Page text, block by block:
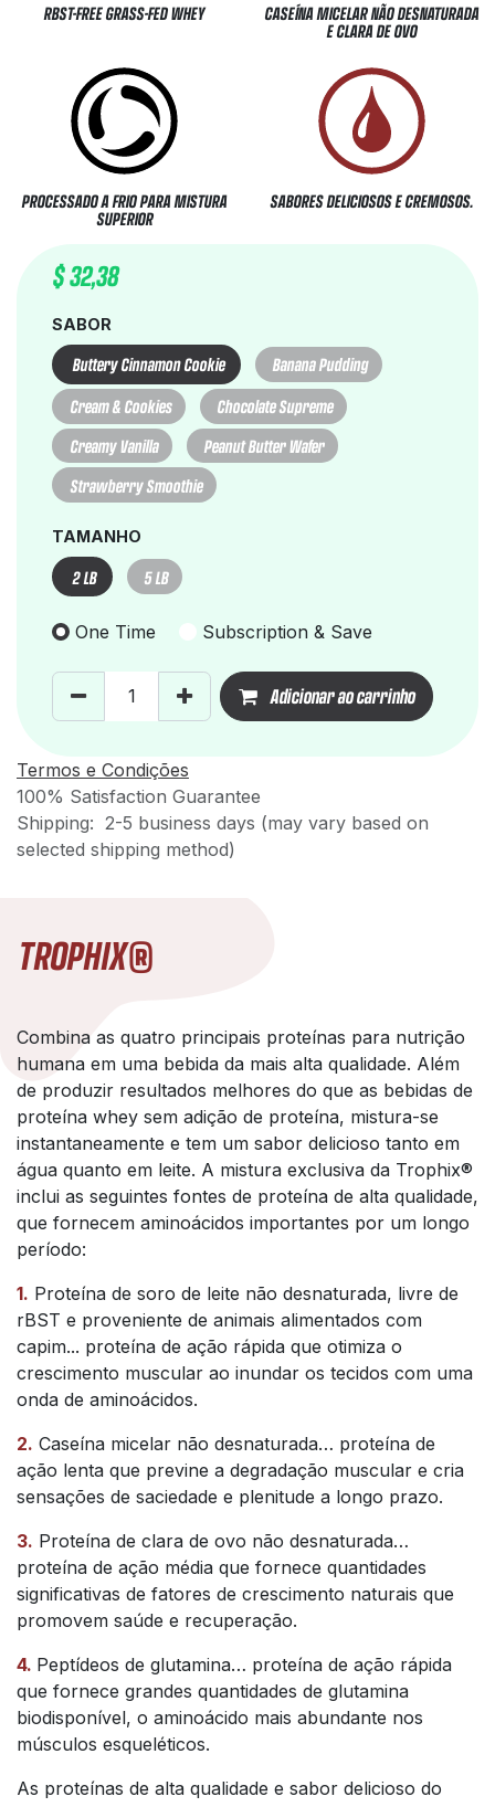
RBST-FREE GRASS-FED WHEY CASEÍNA MICELAR NÃO DESNATURADA
E CLARA DE OVO
PROCESSADO A FRIO PARA MISTURA
SUPERIOR
SABORES DELICIOSOS E CREMOSOS.
$32,38
SABOR
Buttery Cinnamon Cookie
Banana Pudding
Cream & Cookies
Chocolate Supreme
Creamy Vanilla
Peanut Butter Wafer
Strawberry Smoothie
TAMANHO
2 LB 5 LB
One Time Subscription & Save
Adicionar ao carrinho
Termos e Condições
100% Satisfaction Guarantee
Shipping: 2-5 business days (may vary based on
selected shipping method)
TROPHIX®
Combina as quatro principais proteínas para nutrição
humana em uma bebida da mais alta qualidade. Além
de produzir resultados melhores do que as bebidas de
proteína whey sem adição de proteína, mistura-se
instantaneamente e tem um sabor delicioso tanto em
água quanto em leite. A mistura exclusiva da Trophix®
inclui as seguintes fontes de proteína de alta qualidade,
que fornecem aminoácidos importantes por um longo
período:
1. Proteína de soro de leite não desnaturada, livre de
rBST e proveniente de animais alimentados com
capim... proteína de ação rápida que otimiza o
crescimento muscular ao inundar os tecidos com uma
onda de aminoácidos.
2. Caseína micelar não desnaturada… proteína de
ação lenta que previne a degradação muscular e cria
sensações de saciedade e plenitude a longo prazo.
3. Proteína de clara de ovo não desnaturada…
proteína de ação média que fornece quantidades
significativas de fatores de crescimento naturais que
promovem saúde e recuperação.
4. Peptídeos de glutamina… proteína de ação rápida
que fornece grandes quantidades de glutamina
biodisponível, o aminoácido mais abundante nos
músculos esqueléticos.
As proteínas de alta qualidade e sabor delicioso do